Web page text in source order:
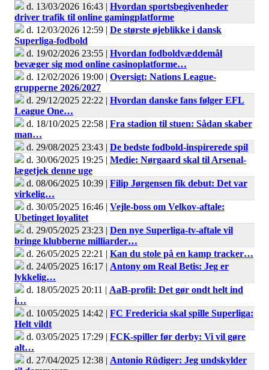
d. 13/03/2026 16:43 | Hvordan sportsbegivenheder
driver trafik til online gamingplatforme
d. 12/03/2026 12:59 | De største øjeblikke i dansk
Superliga-fodbold
d. 19/02/2026 23:55 | Hvordan fodboldvæddemål
bevæger sig mod online casinoplatforme…
d. 12/02/2026 19:00 | Oversigt: Nations League-
grupperne 2026/2027
d. 29/12/2025 22:22 | Hvordan danske fans følger EFL
League One…
d. 18/10/2025 22:58 | Fra stadion til stuen: Sådan skaber
man…
d. 29/08/2025 23:43 | De bedste fodbold-inspirerede spil
d. 30/06/2025 19:25 | Medie: Nørgaard skal til Arsenal-
lægetjek denne uge
d. 08/06/2025 10:39 | Filip Jørgensen fik debut: Det var
virkelig…
d. 30/05/2025 16:46 | Vejle-boss om Velkov-aftale:
Ubetinget loyalitet
d. 29/05/2025 23:23 | Den nye Superliga-tv-aftale vil
bringe klubberne milliarder…
d. 26/05/2025 22:21 | Kan du stole på en kamp tracker…
d. 24/05/2025 16:17 | Antony om Real Betis: Jeg er
lykkelig…
d. 18/05/2025 20:11 | AaB-profil: Det gør ondt helt ind
i…
d. 10/05/2025 14:42 | FC Fredericia skal spille Superliga:
Helt vildt
d. 03/05/2025 17:29 | FCK-spiller før derby: Vi vil gøre
alt…
d. 27/04/2025 12:38 | Antonio Rüdiger: Jeg undskylder